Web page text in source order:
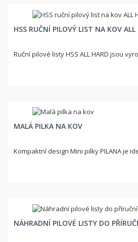
HSS RUČNÍ PILOVÝ LIST NA KOV
Ruční pilové listy HSS ALL HARD jsou
MALÁ PILKA NA KOV
Kompaktní design Mini pilky PILANA je
NÁHRADNÍ PILOVÉ LISTY DO